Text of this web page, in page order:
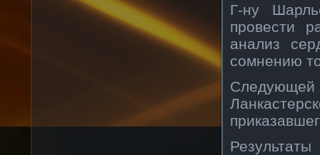
Г-ну
провести
анализ
сомнению